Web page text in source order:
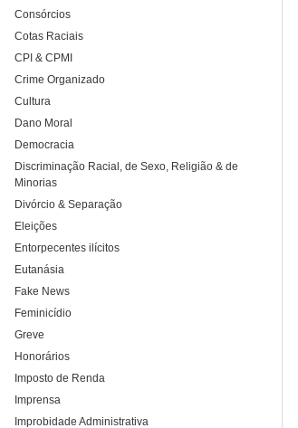
Consórcios
Cotas Raciais
CPI & CPMI
Crime Organizado
Cultura
Dano Moral
Democracia
Discriminação Racial, de Sexo, Religião & de
Minorias
Divórcio & Separação
Eleições
Entorpecentes ilícitos
Eutanásia
Fake News
Feminicídio
Greve
Honorários
Imposto de Renda
Imprensa
Improbidade Administrativa